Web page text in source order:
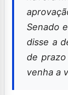
que a
haverá
Senado
disse a